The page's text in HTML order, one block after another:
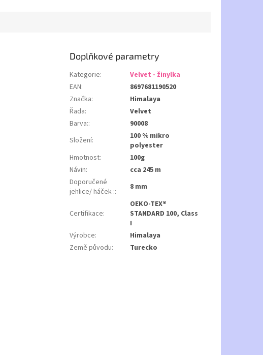
Doplňkové parametry
Kategorie:
Velvet - žinylka
EAN:
8697681190520
Značka:
Himalaya
Řada:
Velvet
Barva::
90008
Složení:
100 % mikro
polyester
Hmotnost:
100g
Návin:
cca 245 m
Doporučené
jehlice/ háček :: 8 mm
Certifikace:
OEKO-TEX®
STANDARD 100, Class
I
Výrobce:
Himalaya
Země původu: Turecko